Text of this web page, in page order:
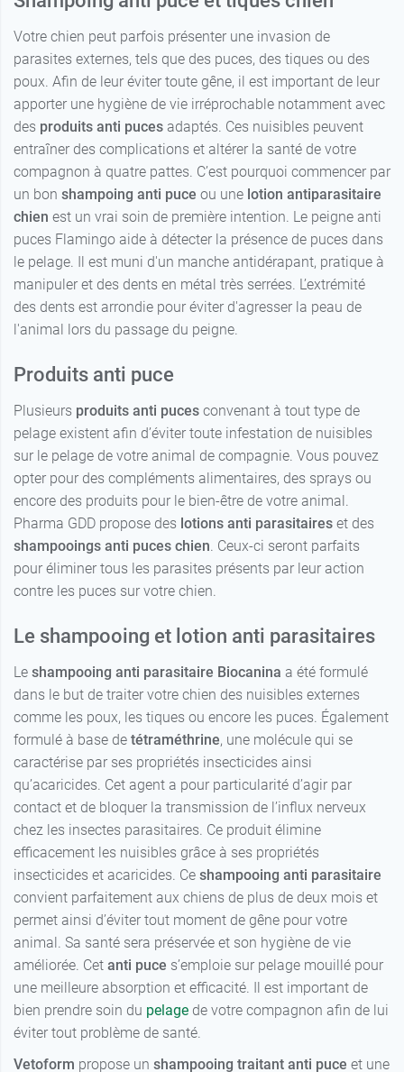
Votre chien peut parfois présenter une invasion de
parasites externes, tels que des puces, des tiques ou des
poux. Afin de leur éviter toute gêne, il est important de leur
apporter une hygiène de vie irréprochable notamment avec
des produits anti puces adaptés. Ces nuisibles peuvent
entraîner des complications et altérer la santé de votre
compagnon à quatre pattes. C’est pourquoi commencer par
un bon shampoing anti puce ou une lotion antiparasitaire
chien est un vrai soin de première intention. Le peigne anti
puces Flamingo aide à détecter la présence de puces dans
le pelage. Il est muni d'un manche antidérapant, pratique à
manipuler et des dents en métal très serrées. L’extrémité
des dents est arrondie pour éviter d'agresser la peau de
l'animal lors du passage du peigne.
Produits anti puce
Plusieurs produits anti puces convenant à tout type de
pelage existent afin d’éviter toute infestation de nuisibles
sur le pelage de votre animal de compagnie. Vous pouvez
opter pour des compléments alimentaires, des sprays ou
encore des produits pour le bien-être de votre animal.
Pharma GDD propose des lotions anti parasitaires et des
shampooings anti puces chien . Ceux-ci seront parfaits
pour éliminer tous les parasites présents par leur action
contre les puces sur votre chien.
Le shampooing et lotion anti parasitaires
Le shampooing anti parasitaire Biocanina a été formulé
dans le but de traiter votre chien des nuisibles externes
comme les poux, les tiques ou encore les puces. Également
formulé à base de tétraméthrine, une molécule qui se
caractérise par ses propriétés insecticides ainsi
qu’acaricides. Cet agent a pour particularité d’agir par
contact et de bloquer la transmission de l’influx nerveux
chez les insectes parasitaires. Ce produit élimine
efficacement les nuisibles grâce à ses propriétés
insecticides et acaricides. Ce shampooing anti parasitaire
convient parfaitement aux chiens de plus de deux mois et
permet ainsi d’éviter tout moment de gêne pour votre
animal. Sa santé sera préservée et son hygiène de vie
améliorée. Cet anti puce s’emploie sur pelage mouillé pour
une meilleure absorption et efficacité. Il est important de
bien prendre soin du pelage de votre compagnon afin de lui
éviter tout problème de santé.
Vetoform propose un shampooing traitant anti puce et une